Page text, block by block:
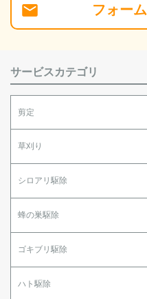
フォーム
サービスカテゴリ
剪定
草刈り
シロアリ駆除
蜂の巣駆除
ゴキブリ駆除
ハト駆除